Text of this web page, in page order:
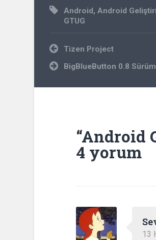
Android,Android
GTUG
Yazı
gezinmesi
Tizen Project
BigBlueButton 0.8
“Android
4 yorum
13